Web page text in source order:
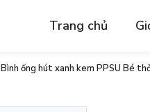
Trang chủ
Bình ống hút xanh kem PPSU Bé